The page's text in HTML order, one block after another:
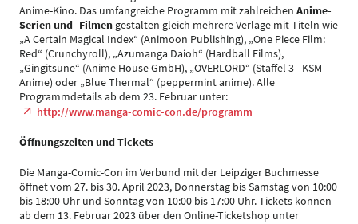
Anime-Kino. Das umfangreiche Programm mit zahlreichen Anime-
Serien und -Filmen gestalten gleich mehrere Verlage mit Titeln wie
„A Certain Magical Index“ (Animoon Publishing), „One Piece Film:
Red“ (Crunchyroll), „Azumanga Daioh“ (Hardball Films),
„Gingitsune“ (Anime House GmbH), „OVERLORD“ (Staffel 3 - KSM
Anime) oder „Blue Thermal“ (peppermint anime). Alle
Programmdetails ab dem 23. Februar unter:
http://www.manga-comic-con.de/programm
Öffnungszeiten und Tickets
Die Manga-Comic-Con im Verbund mit der Leipziger Buchmesse
öffnet vom 27. bis 30. April 2023, Donnerstag bis Samstag von 10:00
bis 18:00 Uhr und Sonntag von 10:00 bis 17:00 Uhr. Tickets können
ab dem 13. Februar 2023 über den Online-Ticketshop unter